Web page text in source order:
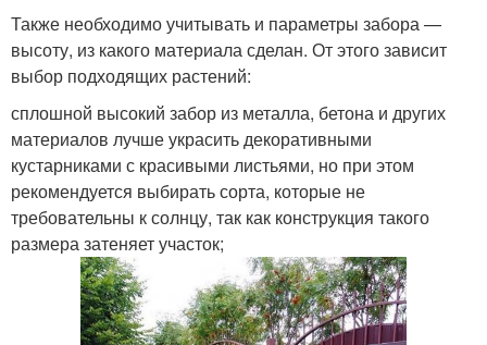
Также необходимо учитывать и параметры забора —
высоту, из какого материала сделан. От этого зависит
выбор подходящих растений:
сплошной высокий забор из металла, бетона и других
материалов лучше украсить декоративными
кустарниками с красивыми листьями, но при этом
рекомендуется выбирать сорта, которые не
требовательны к солнцу, так как конструкция такого
размера затеняет участок;